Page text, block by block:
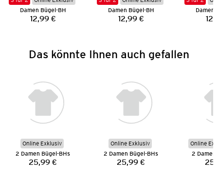
Damen Bügel-BH
Preis:
12,99 €
Damen Bügel-BH
Preis:
12,99 €
Damen
Das könnte Ihnen auch gefallen
Online Exklusiv
2 Damen Bügel-BHs
Preis:
25,99 €
Online Exklusiv
2 Damen Bügel-BHs
Preis:
25,99 €
Online
2 Damen